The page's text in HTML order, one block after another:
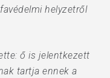
helyzetről
ő is jelentkezett
tartja ennek a